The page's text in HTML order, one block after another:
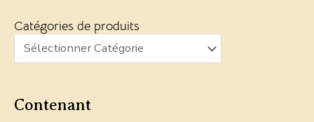
Catégories de produits
Contenant